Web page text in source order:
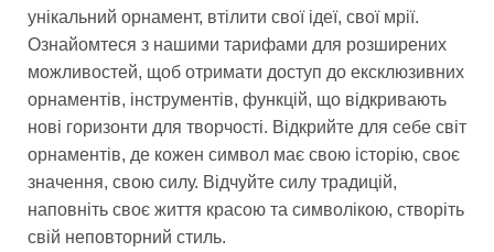
унікальний орнамент, втілити свої ідеї, свої мрії.
Ознайомтеся з нашими тарифами для розширених
можливостей, щоб отримати доступ до ексклюзивних
орнаментів, інструментів, функцій, що відкривають
нові горизонти для творчості. Відкрийте для себе світ
орнаментів, де кожен символ має свою історію, своє
значення, свою силу. Відчуйте силу традицій,
наповніть своє життя красою та символікою, створіть
свій неповторний стиль.